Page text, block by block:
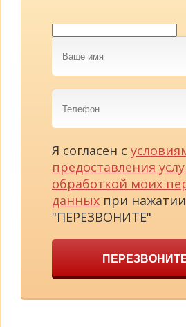
Ваше
имя
Телефон
Я согласен с
предоставления
обработкой моих
данных при нажатии
"ПЕРЕЗВОНИТЕ"